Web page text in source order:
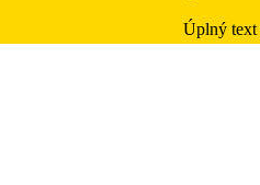
Úplný